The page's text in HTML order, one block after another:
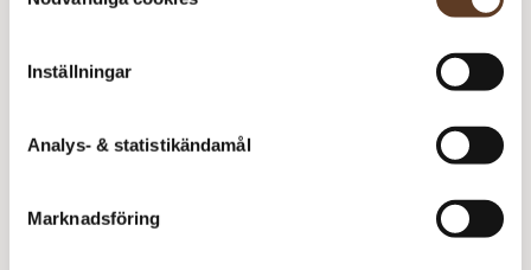
Inställningar
Analys- & statistikändamål
Marknadsföring